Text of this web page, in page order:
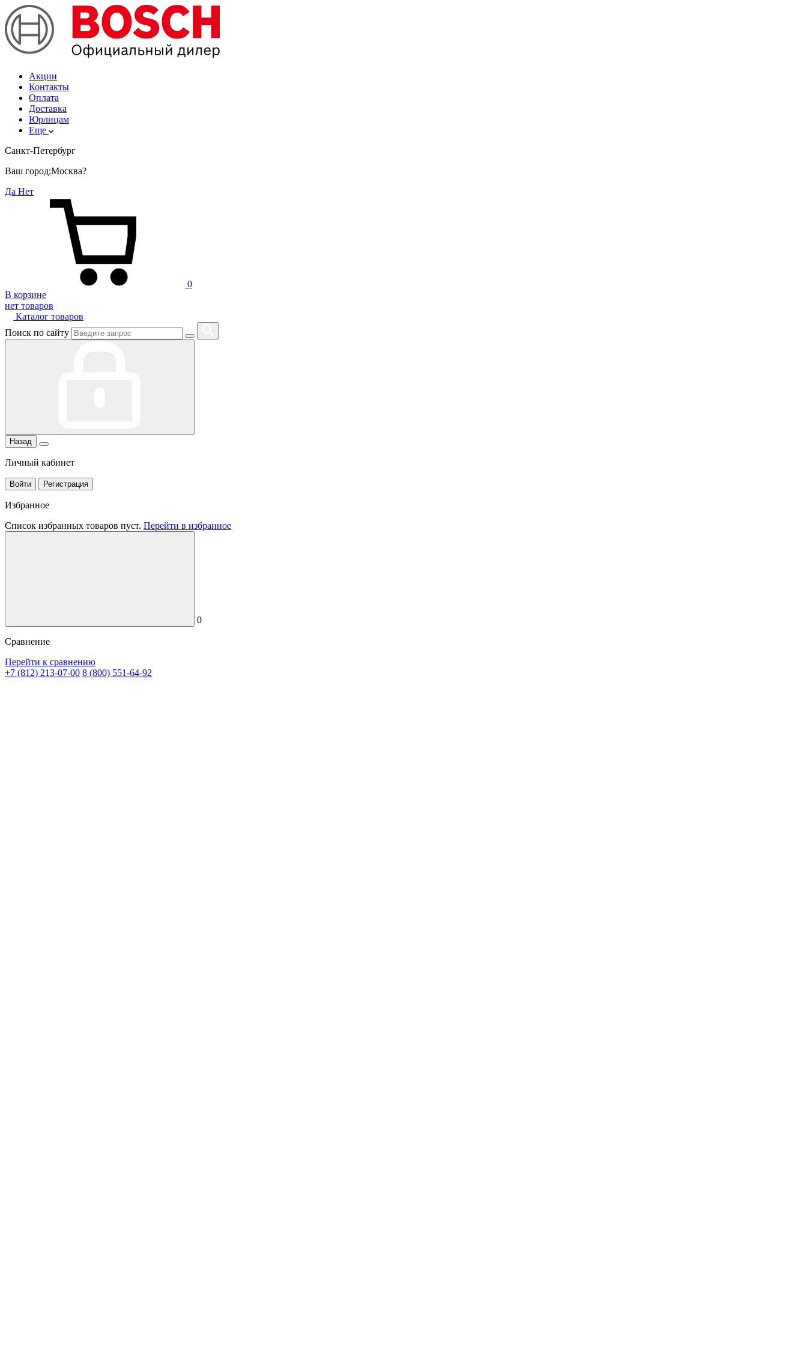
Акции
Контакты
Оплата
Доставка
Юрлицам
Еще
Санкт-Петербург
Ваш город:Москва?
Да Нет
0
В корзине
нет товаров
Каталог товаров
Поиск по сайту
Назад
Личный кабинет
Войти Регистрация
Избранное
Список избранных товаров пуст. Перейти в избранное
0
Сравнение
Перейти к сравнению
+7 (812) 213-07-00 8 (800) 551-64-92